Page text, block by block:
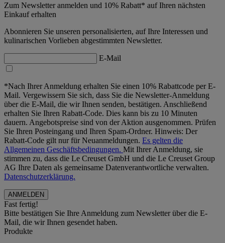
Zum Newsletter anmelden und 10% Rabatt* auf Ihren nächsten
Einkauf erhalten
Abonnieren Sie unseren personalisierten, auf Ihre Interessen und
kulinarischen Vorlieben abgestimmten Newsletter.
E-Mail
*Nach Ihrer Anmeldung erhalten Sie einen 10% Rabattcode per E-
Mail. Vergewissern Sie sich, dass Sie die Newsletter-Anmeldung
über die E-Mail, die wir Ihnen senden, bestätigen. Anschließend
erhalten Sie Ihren Rabatt-Code. Dies kann bis zu 10 Minuten
dauern. Angebotspreise sind von der Aktion ausgenommen. Prüfen
Sie Ihren Posteingang und Ihren Spam-Ordner. Hinweis: Der
Rabatt-Code gilt nur für Neuanmeldungen. Es gelten die
Allgemeinen Geschäftsbedingungen. Mit Ihrer Anmeldung, sie
stimmen zu, dass die Le Creuset GmbH und die Le Creuset Group
AG Ihre Daten als gemeinsame Datenverantwortliche verwalten.
Datenschutzerklärung.
Fast fertig!
Bitte bestätigen Sie Ihre Anmeldung zum Newsletter über die E-
Mail, die wir Ihnen gesendet haben.
Produkte